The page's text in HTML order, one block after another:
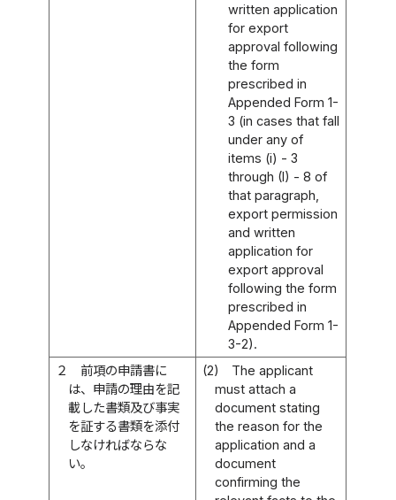
written application
for export
approval following
the form
prescribed in
Appended Form 1-
3 (in cases that fall
under any of
items (i) - 3
through (I) - 8 of
that paragraph,
export permission
and written
application for
export approval
following the form
prescribed in
Appended Form 1-
3-2).
２
前項の申請書に
は、申請の理由を記
載した書類及び事実
を証する書類を添付
しなければならな
い。
(2)
The applicant
must attach a
document stating
the reason for the
application and a
document
confirming the